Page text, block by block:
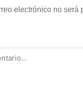
electrónico no será